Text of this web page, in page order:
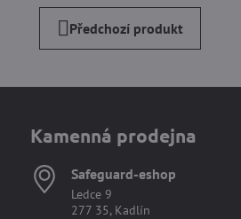
Předchozí produkt
Kamenná prodejna
Safeguard-eshop
Ledce 9
277 35, Kadlín